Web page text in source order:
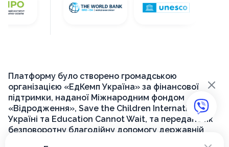
Платформу було створено громадською
організацією «ЕдКемп Україна» за фінансової
підтримки, наданої Міжнародним фондом
«Відродження», Save the Children International в
Україні та Education Cannot Wait, та передано як
безповоротну благодійну допомогу державній
×